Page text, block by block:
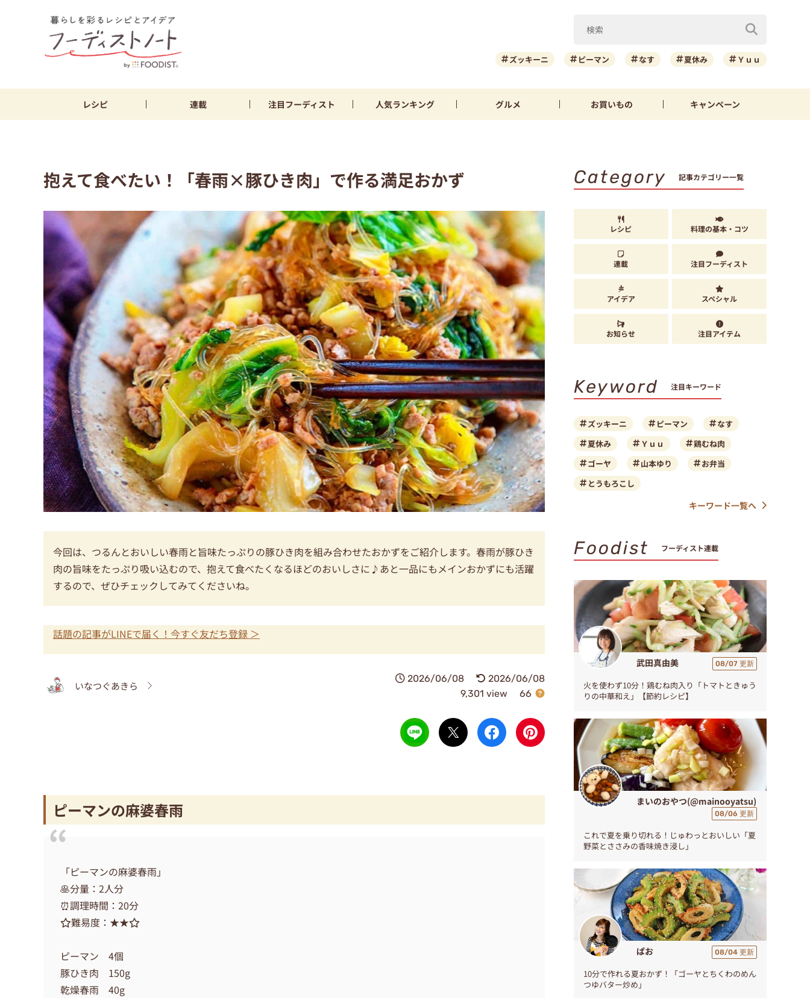
ズッキーニ ピーマン なす 夏休み Ｙｕｕ
レシピ 連載 注目フーディスト 人気ランキング グルメ お買いもの キャンペーン
抱えて食べたい！「春雨×豚ひき肉」で作る満足おかず
今回は、つるんとおいしい春雨と旨味たっぷりの豚ひき肉を組み合わせたおかずをご紹介します。春雨が豚ひき
肉の旨味をたっぷり吸い込むので、抱えて食べたくなるほどのおいしさに♪あと一品にもメインおかずにも活躍
するので、ぜひチェックしてみてくださいね。
話題の記事がLINEで届く！今すぐ友だち登録 ＞
いなつぐあきら
2026/06/08
2026/06/08
9,301 view
66
ピーマンの麻婆春雨
「ピーマンの麻婆春雨」
🥞分量：2人分
⏰調理時間：20分
⭐️難易度：★★⭐︎
ピーマン 4個
豚ひき肉 150g
乾燥春雨 40g
Category 記事カテゴリー一覧
レシピ 料理の基本・コツ
連載 注目フーディスト
アイデア スペシャル
お知らせ 注目アイテム
Keyword 注目キーワード
ズッキーニ ピーマン
なす
夏休み
Ｙｕｕ
鶏むね肉
ゴーヤ
山本ゆり
お弁当
とうもろこし
キーワード一覧へ
Foodist フーディスト連載
武田真由美 08/07 更新
火を使わず10分！鶏むね肉入り「トマトときゅう
りの中華和え」【節約レシピ】
まいのおやつ(@mainooyatsu)
08/06 更新
これで夏を乗り切れる！じゅわっとおいしい「夏
野菜とささみの香味焼き浸し」
ぱお 08/04 更新
10分で作れる夏おかず！「ゴーヤとちくわのめん
つゆバター炒め」